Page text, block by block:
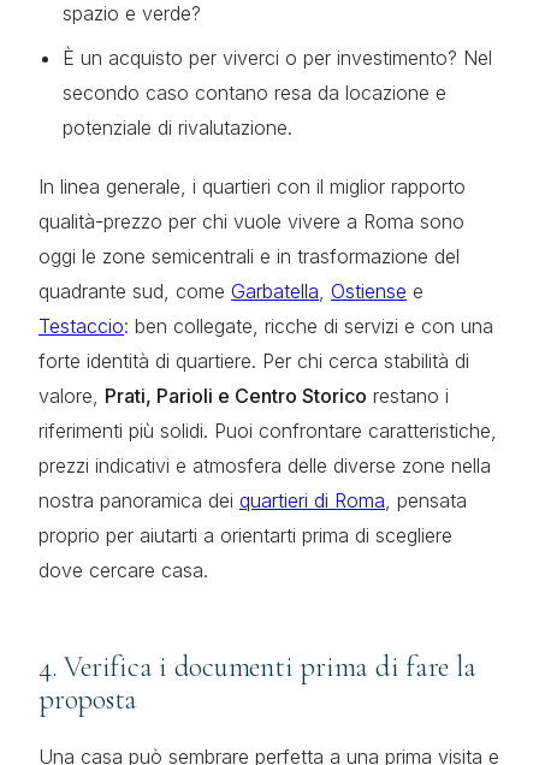
spazio e verde?
È un acquisto per viverci o per investimento? Nel
secondo caso contano resa da locazione e
potenziale di rivalutazione.
In linea generale, i quartieri con il miglior rapporto
qualità-prezzo per chi vuole vivere a Roma sono
oggi le zone semicentrali e in trasformazione del
quadrante sud, come Garbatella, Ostiense e
Testaccio: ben collegate, ricche di servizi e con una
forte identità di quartiere. Per chi cerca stabilità di
valore, Prati, Parioli e Centro Storico restano i
riferimenti più solidi. Puoi confrontare caratteristiche,
prezzi indicativi e atmosfera delle diverse zone nella
nostra panoramica dei quartieri di Roma, pensata
proprio per aiutarti a orientarti prima di scegliere
dove cercare casa.
4. Verifica i documenti prima di fare la
proposta
Una casa può sembrare perfetta a una prima visita e